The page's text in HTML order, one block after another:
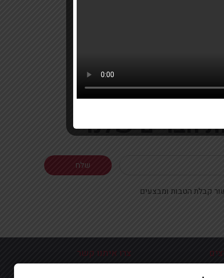
על מבצעים והטבות?
חברים שלנו
קבלת הטבות ומבצעים
צרו איתנו קשר